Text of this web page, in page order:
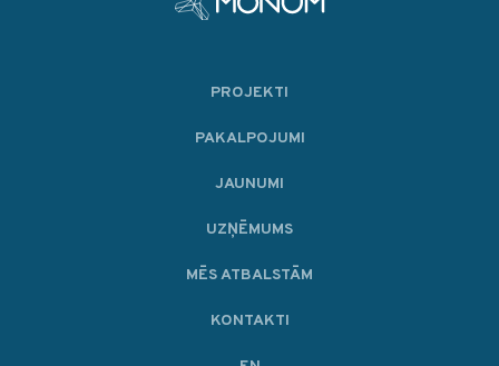
PROJEKTI
PAKALPOJUMI
JAUNUMI
UZŅĒMUMS
MĒS ATBALSTĀM
KONTAKTI